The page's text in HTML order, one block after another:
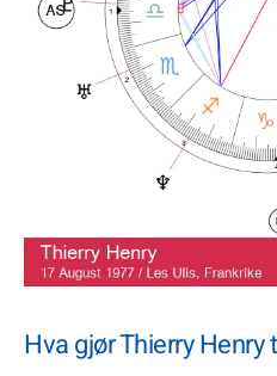
Hva gjør Thierry